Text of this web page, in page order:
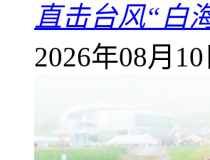
直击台风“白
2026年08月